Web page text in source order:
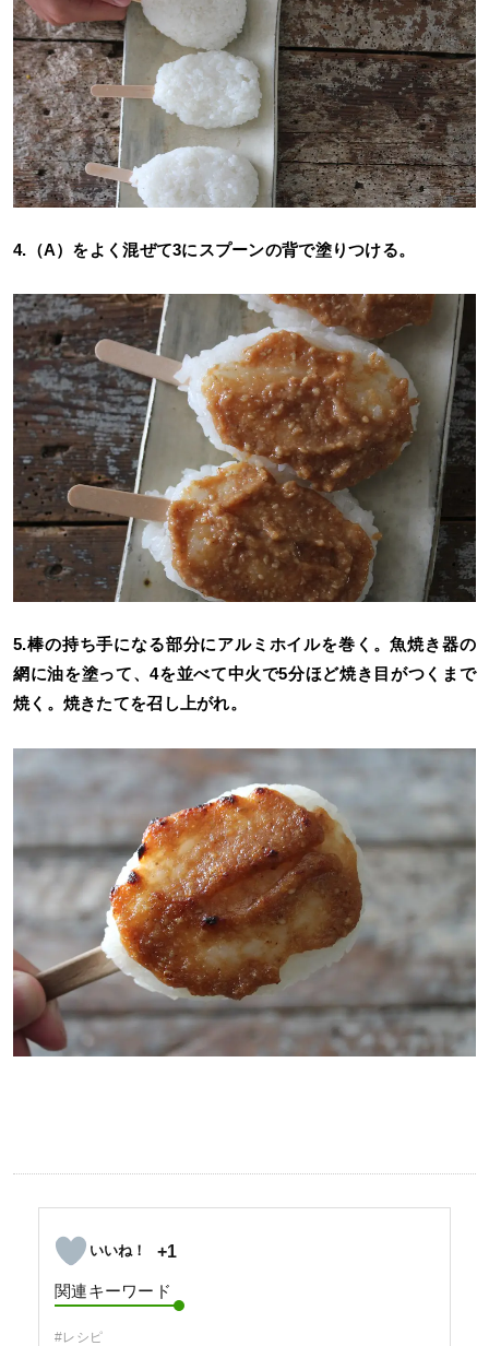
4.（A）をよく混ぜて3にスプーンの背で塗りつける。
5.棒の持ち手になる部分にアルミホイルを巻く。魚焼き器の
網に油を塗って、4を並べて中火で5分ほど焼き目がつくまで
焼く。焼きたてを召し上がれ。
+1
関連キーワード
#レシピ